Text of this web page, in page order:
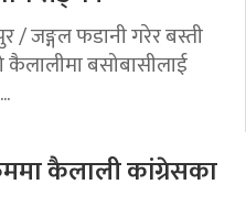
/ जङ्गल फडानी गरेर बस्ती
बसोबासीलाई
कैलाली कांग्रेसका